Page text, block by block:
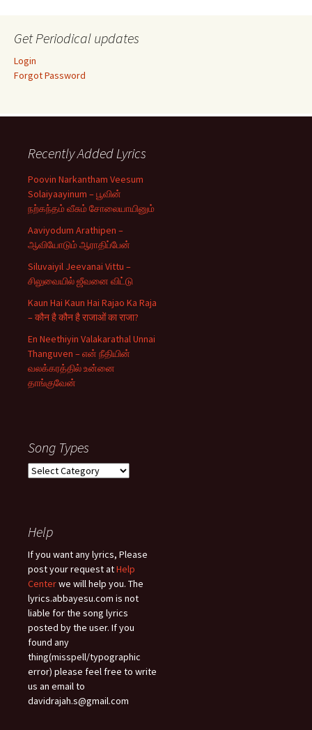
Get Periodical updates
Login
Forgot Password
Recently Added Lyrics
Poovin Narkantham Veesum
Solaiyaayinum – பூவின்
நற்கந்தம் வீசும் சோலையாயினும்
Aaviyodum Arathipen –
ஆவியோடும் ஆராதிப்பேன்
Siluvaiyil Jeevanai Vittu –
சிலுவையில் ஜீவனை விட்டு
Kaun Hai Kaun Hai Rajao Ka Raja
– कौन है कौन है राजाओं का राजा?
En Neethiyin Valakarathal Unnai
Thanguven – என் நீதியின்
வலக்கரத்தில் உன்னை
தாங்குவேன்
Song Types
Song
Help
If you want any lyrics, Please
post your request atHelp
Centerwe will help you. The
lyrics.abbayesu.com is not
liable for the song lyrics
posted by the user. If you
found any
thing(misspell/typographic
error) please feel free to write
us an email to
davidrajah.s@gmail.com